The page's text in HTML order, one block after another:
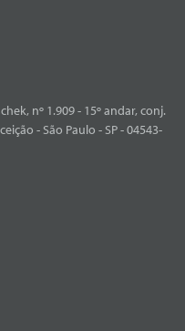
nº 1.909 - 15º andar, conj.
- São Paulo - SP - 04543-